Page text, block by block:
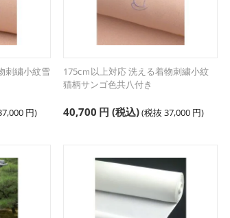
刺繍小紋雪
円)
175cｍ以上対応 洗える着物刺繍小紋
猫柄サンゴ色共八付き
40,700 円 (税込)(税抜37,000 円)